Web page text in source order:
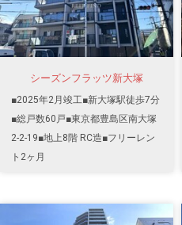
シーズンフラッツ新大塚
■2025年2月竣工■新大塚駅徒歩7分
■総戸数60戸■東京都豊島区南大塚
2-2-19■地上8階 RC造■フリーレン
ト2ヶ月